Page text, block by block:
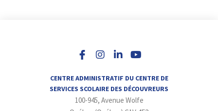
s
g
r
a
n
d
i
n
u
b
e
CENTRE ADMINISTRATIF DU CENTRE DE
SERVICES SCOLAIRE DES DÉCOUVREURS
100-945, Avenue Wolfe